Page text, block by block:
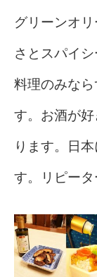
グリーンオ
さとスパイ
料理のみな
す。お酒が
ります。日
す。リピータ